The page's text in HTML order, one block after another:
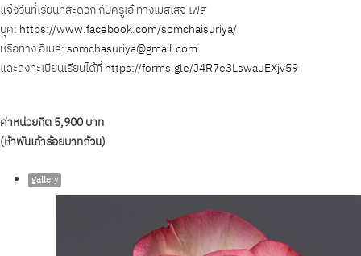
แจ้งวันที่เรียนที่สะดวก กับครูเอ๋ ทางเมสเสจ เฟส
บุค: https://www.facebook.com/somchaisuriya/
หรือทาง อีเมล์:somchasuriya@gmail.com
และลงทะเบียนเรียนได้ที่ https://forms.gle/J4R7e3LswauEXjv59
ค่าหน่วยกิต 5,900 บาท
(ห้าพันเก้าร้อยบาทถ้วน)
gallery